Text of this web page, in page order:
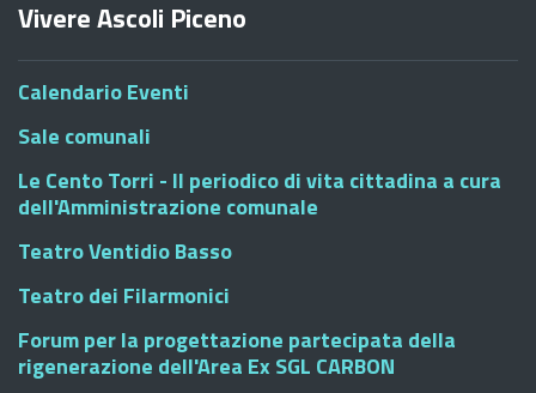
Vivere Ascoli Piceno
Calendario Eventi
Sale comunali
Le Cento Torri - Il periodico di vita cittadina a cura
dell'Amministrazione comunale
Teatro Ventidio Basso
Teatro dei Filarmonici
Forum per la progettazione partecipata della
rigenerazione dell'Area Ex SGL CARBON